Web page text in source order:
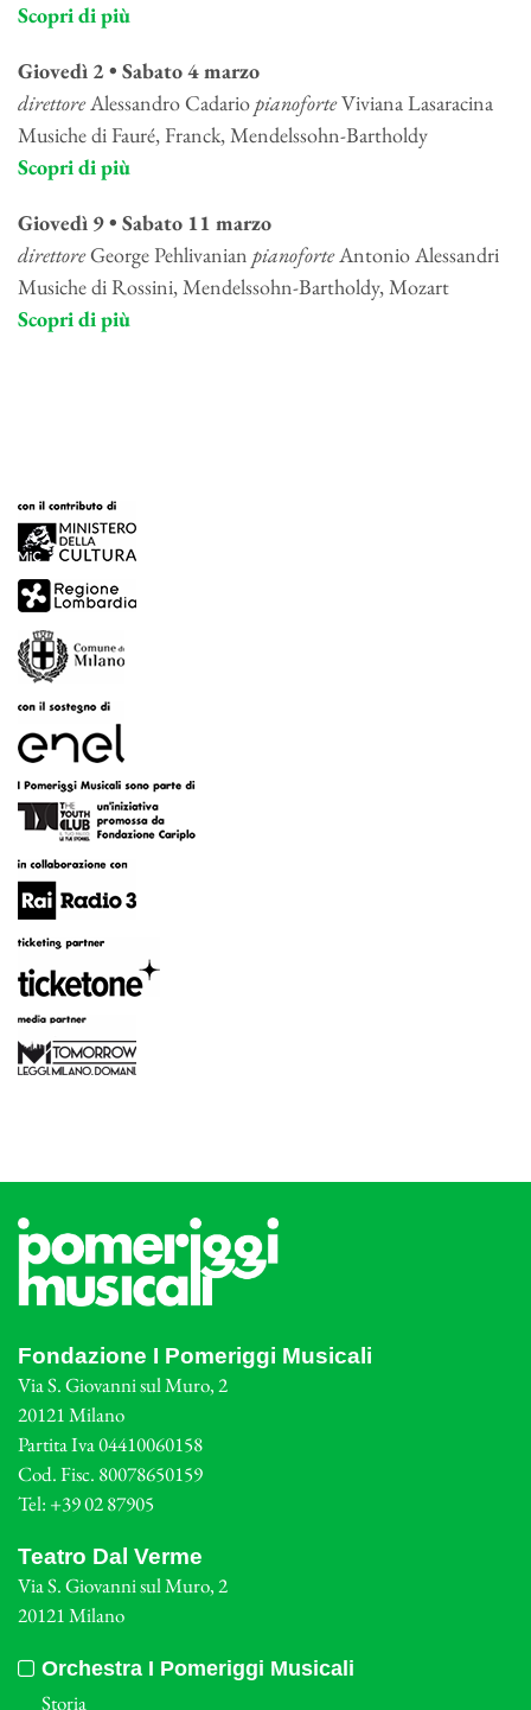
Scopri di più
Giovedì 2 • Sabato 4 marzo
direttoreAlessandro CadariopianoforteViviana Lasaracina
Musiche di Fauré, Franck, Mendelssohn-Bartholdy
Scopri di più
Giovedì 9 • Sabato 11 marzo
direttoreGeorge Pehlivanian pianoforteAntonio Alessandri
Musiche di Rossini, Mendelssohn-Bartholdy, Mozart
Scopri di più
Fondazione I Pomeriggi Musicali
Via S. Giovanni sul Muro, 2
20121 Milano
Partita Iva 04410060158
Cod. Fisc. 80078650159
Tel: +39 02 87905
Teatro Dal Verme
Via S. Giovanni sul Muro, 2
20121 Milano
Orchestra I Pomeriggi Musicali
Storia